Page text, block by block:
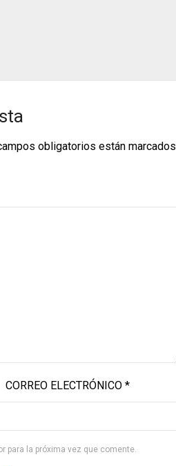
obligatorios están marcados
CORREO ELECTRÓNICO *
para la próxima vez que comente.